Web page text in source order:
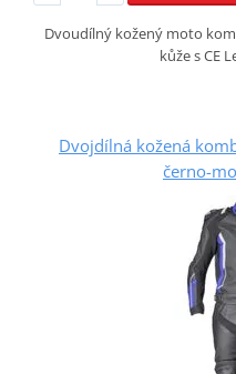
Dvoudílný kožený moto
kůže s CE
Dvojdílná kožená
černo-